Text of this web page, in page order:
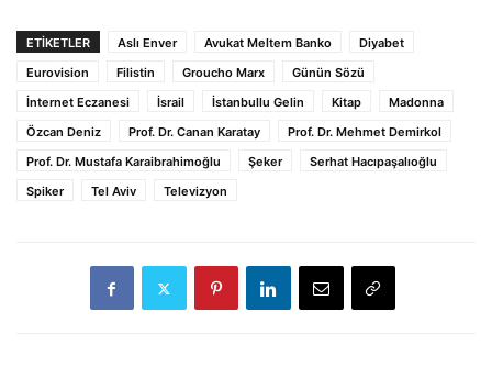
ETİKETLER Aslı Enver Avukat Meltem Banko
Diyabet
Eurovision
Filistin Groucho Marx
Günün Sözü
İnternet Eczanesi
İsrail İstanbullu Gelin Kitap
Madonna
Özcan Deniz
Prof. Dr. Canan Karatay
Prof. Dr. Mehmet Demirkol
Prof. Dr. Mustafa Karaibrahimoğlu
Şeker
Serhat Hacıpaşalıoğlu
Spiker
Tel Aviv Televizyon